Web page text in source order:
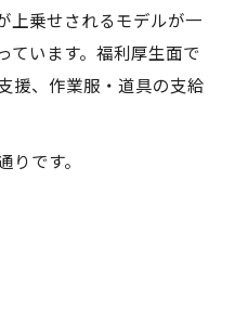
上乗せされるモデルが一
ています。福利厚生面で
援、作業服・道具の支給
です。